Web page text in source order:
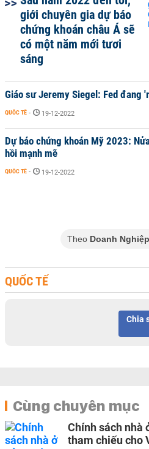
giới chuyên gia dự báo
chứng khoán châu Á sẽ
có một năm mới tươi
sáng
Giáo sư Jeremy Siegel: Fed đang
QUỐC TẾ - 19-12-2022
Dự báo chứng khoán Mỹ 2023:
hồi mạnh mẽ
QUỐC TẾ - 19-12-2022
Theo Doanh
QUỐC TẾ
Chia
Cùng chuyên mục
Chính sách nhà
tham chiếu cho